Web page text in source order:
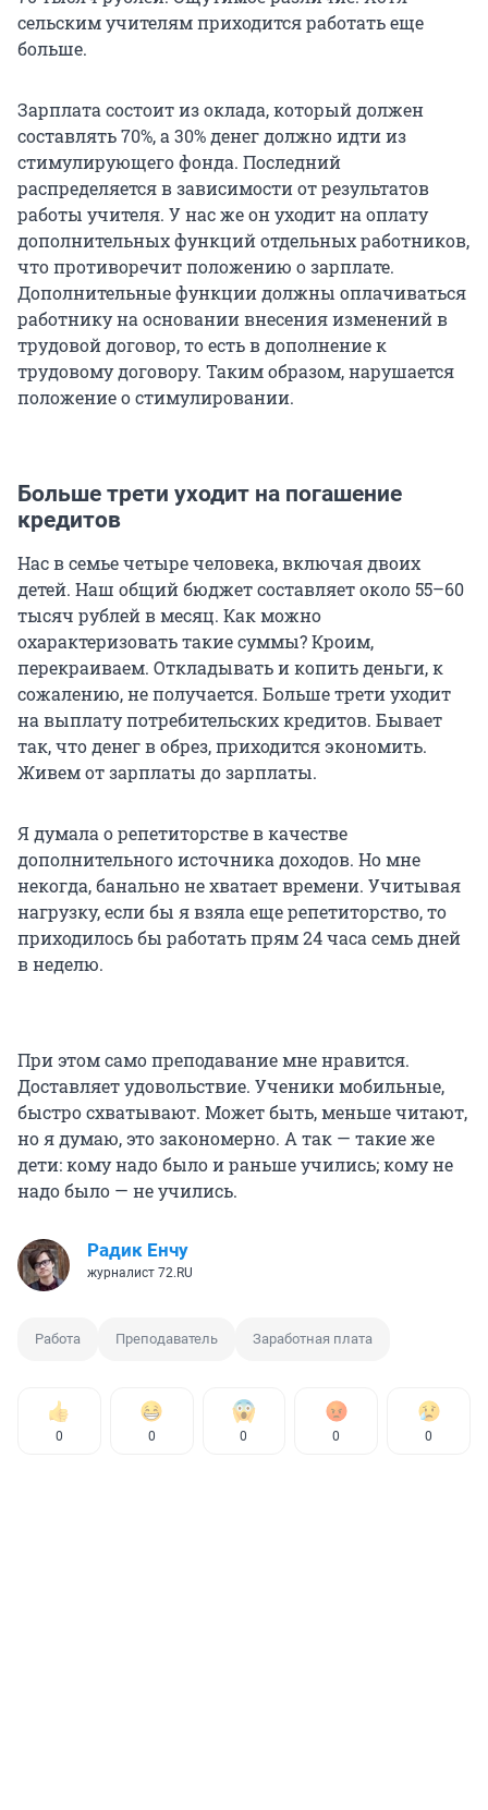
сельским учителям приходится работать еще
больше.
Зарплата состоит из оклада, который должен
составлять 70%, а 30% денег должно идти из
стимулирующего фонда. Последний
распределяется в зависимости от результатов
работы учителя. У нас же он уходит на оплату
дополнительных функций отдельных работников,
что противоречит положению о зарплате.
Дополнительные функции должны оплачиваться
работнику на основании внесения изменений в
трудовой договор, то есть в дополнение к
трудовому договору. Таким образом, нарушается
положение о стимулировании.
Больше трети уходит на погашение
кредитов
Нас в семье четыре человека, включая двоих
детей. Наш общий бюджет составляет около 55–60
тысяч рублей в месяц. Как можно
охарактеризовать такие суммы? Кроим,
перекраиваем. Откладывать и копить деньги, к
сожалению, не получается. Больше трети уходит
на выплату потребительских кредитов. Бывает
так, что денег в обрез, приходится экономить.
Живем от зарплаты до зарплаты.
Я думала о репетиторстве в качестве
дополнительного источника доходов. Но мне
некогда, банально не хватает времени. Учитывая
нагрузку, если бы я взяла еще репетиторство, то
приходилось бы работать прям 24 часа семь дней
в неделю.
При этом само преподавание мне нравится.
Доставляет удовольствие. Ученики мобильные,
быстро схватывают. Может быть, меньше читают,
но я думаю, это закономерно. А так — такие же
дети: кому надо было и раньше учились; кому не
надо было — не учились.
Радик Енчу
журналист 72.RU
Работа Преподаватель Заработная плата
0 0 0 0 0